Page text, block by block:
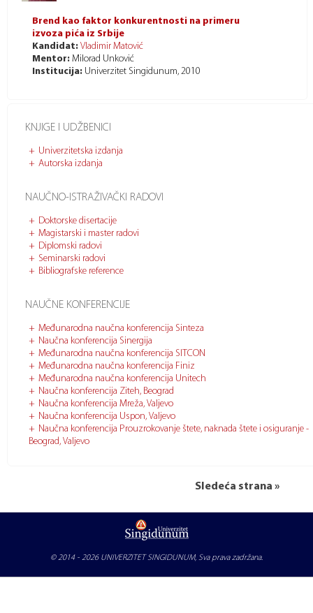
Sledeća strana »
KNJIGE I UDŽBENICI
Univerzitetska izdanja
Autorska izdanja
NAUČNO-ISTRAŽIVAČKI RADOVI
Doktorske disertacije
Magistarski i master radovi
Diplomski radovi
Seminarski radovi
Bibliografske reference
NAUČNE KONFERENCIJE
Međunarodna naučna konferencija Sinteza
Naučna konferencija Sinergija
Međunarodna naučna konferencija SITCON
Međunarodna naučna konferencija Finiz
Međunarodna naučna konferencija Unitech
Naučna konferencija Ziteh, Beograd
Naučna konferencija Mreža, Valjevo
Naučna konferencija Uspon, Valjevo
Naučna konferencija Prouzrokovanje štete, naknada štete i osiguranje -
Beograd, Valjevo
Brend kao faktor konkurentnosti na primeru
izvoza pića iz Srbije
Kandidat: Vladimir Matović
Mentor: Milorad Unković
Institucija: Univerzitet Singidunum, 2010
© 2014 - 2026 UNIVERZITET SINGIDUNUM, Sva prava zadržana.